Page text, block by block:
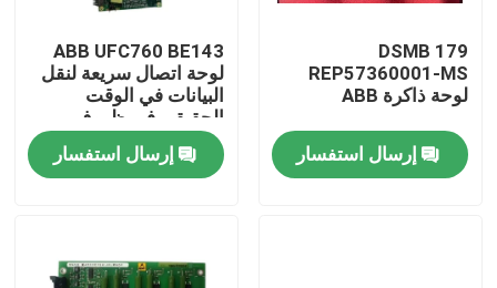
المنزل
DSMB 179
REP57360001-MS
لوحة ذاكرة ABB
إرسال استفسار
ABB UFC760 BE143
لوحة اتصال سريعة لنقل
البيانات في الوقت
الحقيقي في ظروف
مصنع قاسية مع سهولة
التثبيتإرسال استفسار